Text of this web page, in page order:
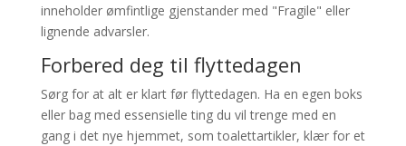
inneholder ømfintlige gjenstander med "Fragile" eller
lignende advarsler.
Forbered deg til flyttedagen
Sørg for at alt er klart før flyttedagen. Ha en egen boks
eller bag med essensielle ting du vil trenge med en
gang i det nye hjemmet, som toalettartikler, klær for et